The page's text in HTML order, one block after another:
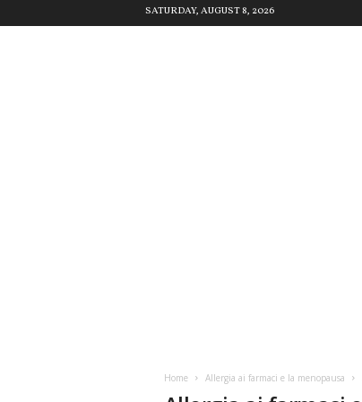
SATURDAY, AUGUST 8, 2026
Home Allergia ai farmaci e la menopausa